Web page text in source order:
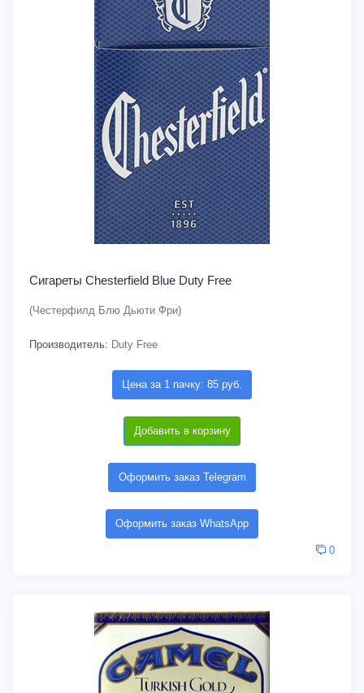
Сигареты Chesterfield Blue Duty Free
(Честерфилд Блю Дьюти Фри)
Производитель: Duty Free
Цена за 1 пачку: 85 руб.
Добавить в корзину
Оформить заказ Telegram
Оформить заказ WhatsApp
0